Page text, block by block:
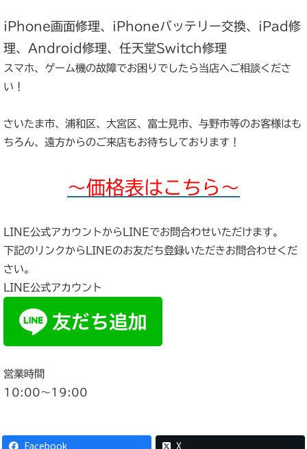
iPhone画面修理、iPhoneバッテリー交換、iPad修
理、Android修理、任天堂Switch修理
スマホ、ゲーム機の故障でお困りでしたら当店へご相談くださ
い！
さいたま市、浦和区、大宮区、富士見市、与野市等のお客様はも
ちろん、遠方からのご来店もお待ちしております！
～価格表はこちら～
LINE公式アカウントからLINEでお問合わせいただけます。
下記のリンクからLINEのお友だち登録いただきお問合わせくだ
さい。
LINE公式アカウント
営業時間
10:00〜19:00
Facebook X